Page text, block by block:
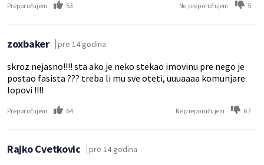
Preporučujem 53 Ne preporučujem 5
zoxbaker pre 14 godina
skroz nejasno!!!! sta ako je neko stekao imovinu pre nego je
postao fasista ??? treba li mu sve oteti, uuuaaaa komunjare
lopovi !!!!
Preporučujem 64 Ne preporučujem 67
Rajko Cvetkovic pre 14 godina